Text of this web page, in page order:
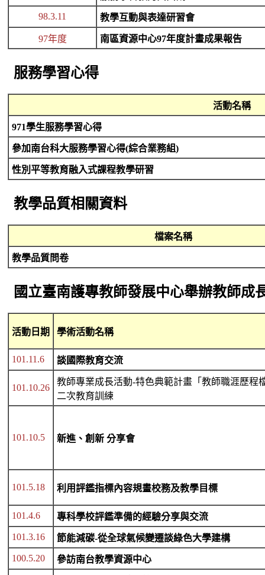
98.3.11
教學互動與表達研習會
97年度 南區資源中心97年度計畫成果報告
服務學習心得
活動名稱
971學生服務學習心得
參加南台科大服務學習心得(綜合業務組)
性別平等教育融入式課程教學研習
教學品質相關資料
檔案名稱
教學品質問卷
國立臺南護專教師發展中心舉辦教師成
活動日期 學術活動名稱
101.11.6 談國際教育交流
101.10.26
教師專業成長活動-特色典範計畫「教師職涯歷程
二次教育訓練
101.10.5 新進、創新 分享會
101.5.18 利用評鑑指標內容規畫校務及教學目標
101.4.6
專科學校評鑑準備的經驗分享與交流
101.3.16
節能減碳-從全球氣候變遷談綠色大學建構
100.5.20
參訪南台教學資源中心